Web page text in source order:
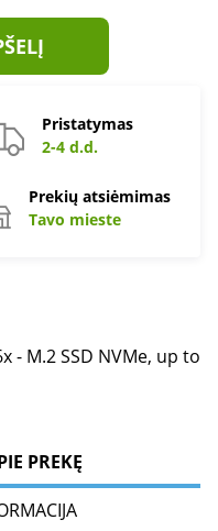
Pristatymas
2-4 d.d.
Prekių atsiėmimas
Tavo mieste
- M.2 SSD NVMe, up to
PREKĘ